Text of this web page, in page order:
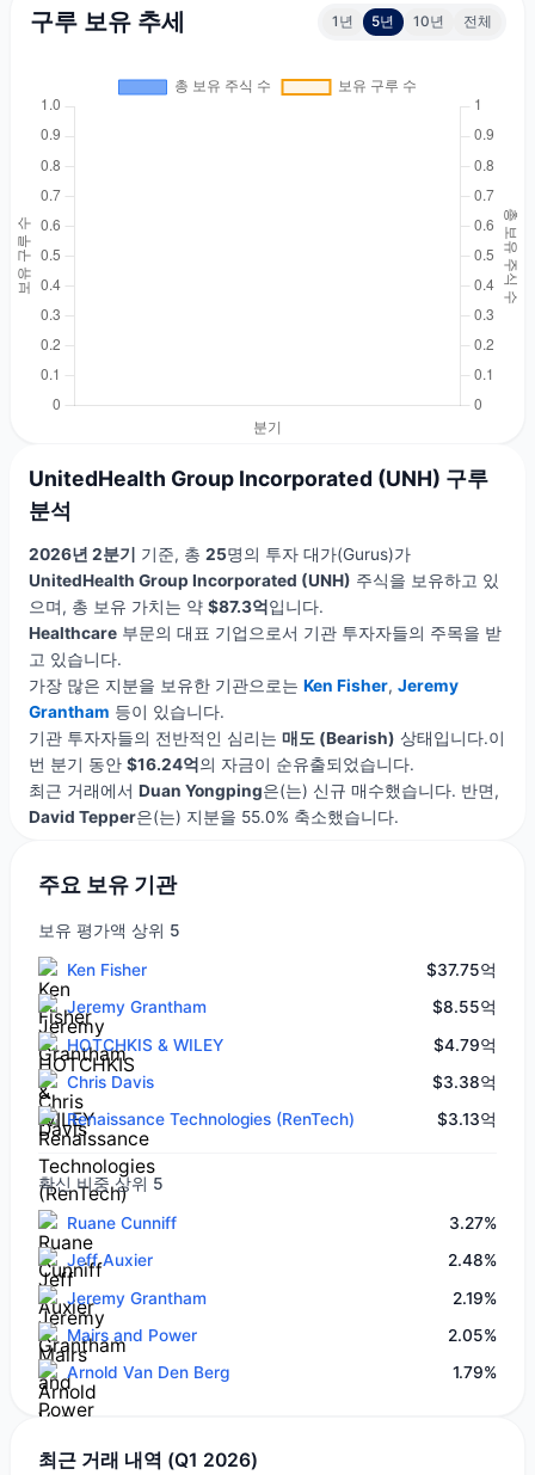
구루 보유 추세 1년 5년 10년 전체
UnitedHealth Group Incorporated (UNH) 구루
분석
2026년 2분기 기준, 총 25명의 투자 대가(Gurus)가
UnitedHealth Group Incorporated (UNH) 주식을 보유하고 있
으며, 총 보유 가치는 약 $87.3억 입니다.
Healthcare부문의 대표 기업으로서 기관 투자자들의 주목을 받
고 있습니다.
가장 많은 지분을 보유한 기관으로는 Ken Fisher, Jeremy
Grantham 등이 있습니다.
기관 투자자들의 전반적인 심리는 매도 (Bearish) 상태입니다.이
번 분기 동안 $16.24억 의 자금이 순유출되었습니다.
최근 거래에서 Duan Yongping은(는) 신규 매수했습니다. 반면,
David Tepper은(는) 지분을 55.0% 축소했습니다.
주요 보유 기관
보유 평가액 상위 5
Ken Fisher
$37.75억
Jeremy Grantham
$8.55억
HOTCHKIS & WILEY
$4.79억
Chris Davis
$3.38억
Renaissance Technologies (RenTech)
$3.13억
확신 비중 상위 5
Ruane Cunniff
3.27%
Jeff Auxier
2.48%
Jeremy Grantham
2.19%
Mairs and Power
2.05%
Arnold Van Den Berg
1.79%
최근 거래 내역 (Q1 2026)